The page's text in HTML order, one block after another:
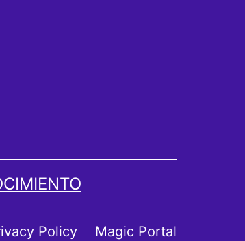
Policy Magic Portal